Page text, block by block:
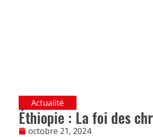
Actualité
Éthiopie : La foi des
octobre 21, 2024